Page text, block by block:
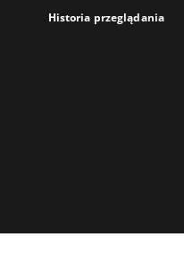
Historia przeglądania